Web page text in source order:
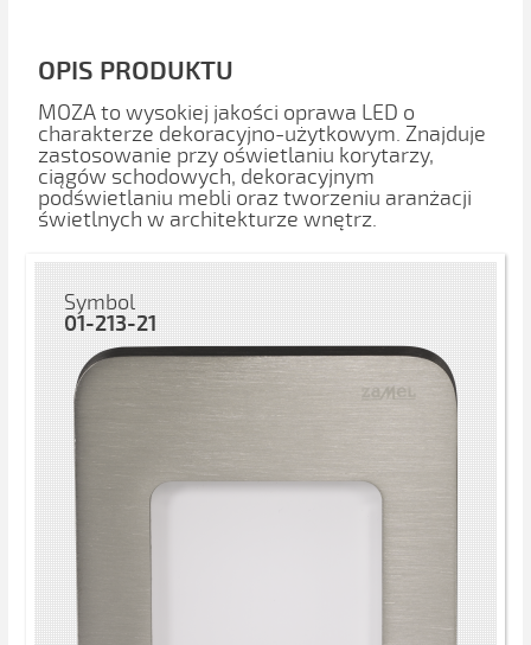
OPIS PRODUKTU
MOZA to wysokiej jakości oprawa LED o
charakterze dekoracyjno-użytkowym. Znajduje
zastosowanie przy oświetlaniu korytarzy,
ciągów schodowych, dekoracyjnym
podświetlaniu mebli oraz tworzeniu aranżacji
świetlnych w architekturze wnętrz.
Symbol
01-213-21